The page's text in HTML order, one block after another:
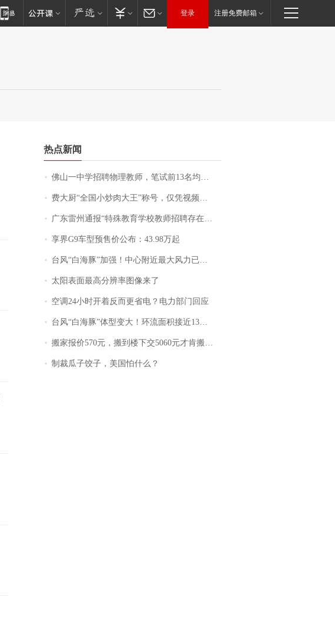
登录 注册免费邮箱
热点新闻
佛山一中学招聘物理教师，笔试前13名均遭淘汰？教育局：已叫停招聘，成立调查组全面核查
费大厨“全国小炒肉大王”称号，仅凭视频评出？中国烹饪协会回应
广东雷州通报“特殊教育学校教师招聘存在违规行为”：已启动问责程序 副校长被停职
享界G9车型预售价公布：43.98万起
台风“白海豚”加强！中心附近最大风力已达15级 最新研判
太阳表面最高分辨率图像来了
空调24小时开着反而更省电？电力部门回应
台风“白海豚”体型变大！环流面积接近13个浙江那么大
搬家报价570元，搬到楼下交5060元才肯搬上楼！女子傻眼了……
制裁瓜子饺子，美国怕什么？